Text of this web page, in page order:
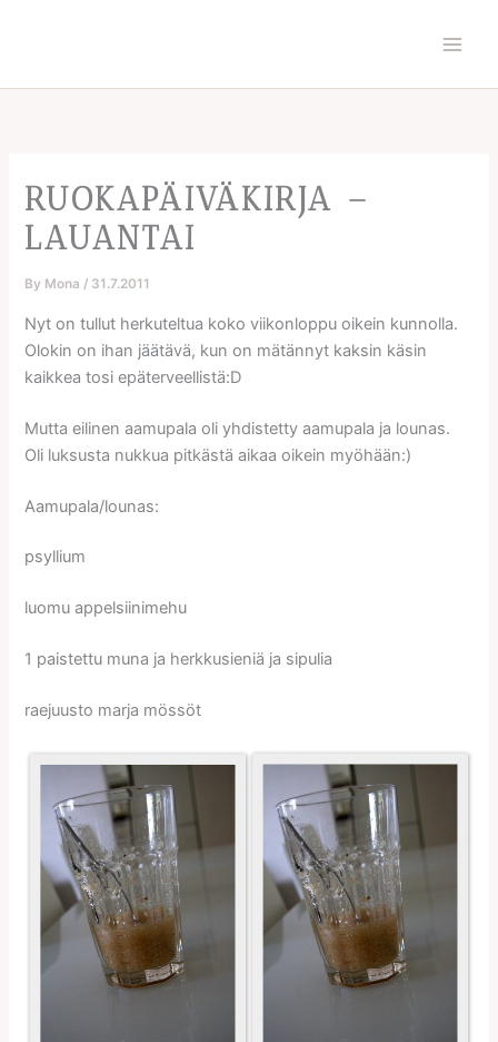
RUOKAPÄIVÄKIRJA –
LAUANTAI
By Mona / 31.7.2011
Nyt on tullut herkuteltua koko viikonloppu oikein kunnolla.
Olokin on ihan jäätävä, kun on mätännyt kaksin käsin
kaikkea tosi epäterveellistä:D
Mutta eilinen aamupala oli yhdistetty aamupala ja lounas.
Oli luksusta nukkua pitkästä aikaa oikein myöhään:)
Aamupala/lounas:
psyllium
luomu appelsiinimehu
1 paistettu muna ja herkkusieniä ja sipulia
raejuusto marja mössöt